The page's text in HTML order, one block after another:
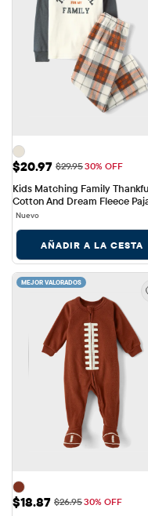
Precio de venta: $20.97
$20.97 Precio original: $29.95
$29.9530% OFF
Kids Matching Family
Cotton And Dream Fleece
Nuevo
AÑADIR A LA CESTA
MEJOR VALORADOS
Precio de venta: $18.87
$18.87 Precio original: $26.95
$26.9530% OFF